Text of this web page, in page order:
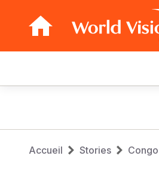
navigation
Fil
Accueil Stories Congo